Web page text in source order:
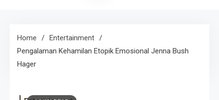
Home
Entertainment
Pengalaman Kehamilan Etopik Emosional Jenna Bush
Hager